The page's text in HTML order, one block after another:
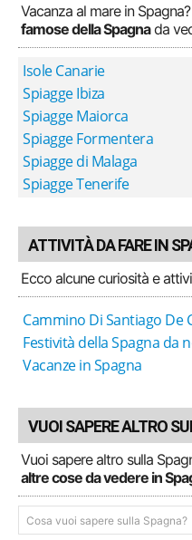
Vacanza al mare in
famose della Spagnada
Isole Canarie
Spiagge Ibiza
Spiagge Maiorca
Spiagge Formentera
Spiagge di Malaga
Spiagge Tenerife
ATTIVITÀ DA FARE IN
Ecco alcune curiosità e
Cammino Di Santiago De
Festività della Spagna da
Vacanze in Spagna
VUOI SAPERE ALTRO
Vuoi sapere altro sulla
altre cose da vedere in
Cosa vuoi sapere sulla Spagna?